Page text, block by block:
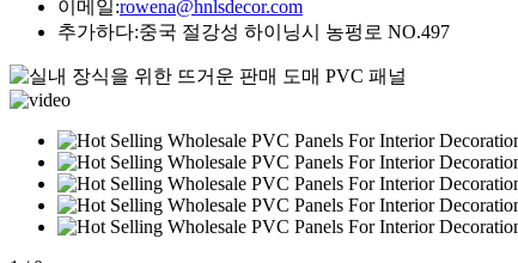
이메일:rowena@hnlsdecor.com
추가하다:중국 절강성 하이닝시 농펑로 NO.497